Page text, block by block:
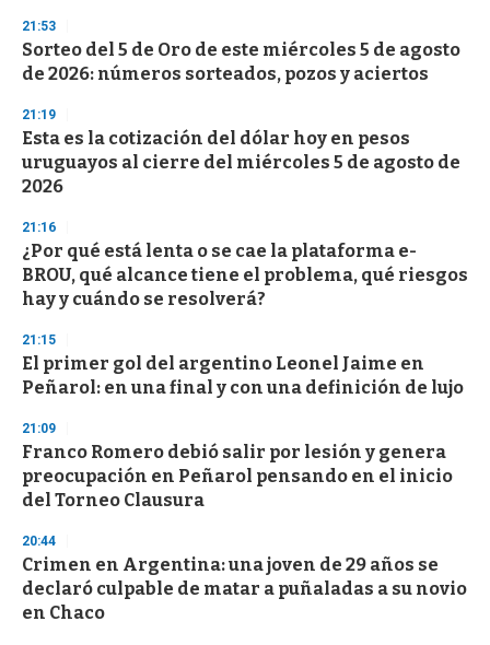
s
e
c
o
d
s
21:53
Sorteo del 5 de Oro de este miércoles 5 de agosto
de 2026: números sorteados, pozos y aciertos
21:19
Esta es la cotización del dólar hoy en pesos
uruguayos al cierre del miércoles 5 de agosto de
2026
21:16
¿Por qué está lenta o se cae la plataforma e-
BROU, qué alcance tiene el problema, qué riesgos
hay y cuándo se resolverá?
21:15
El primer gol del argentino Leonel Jaime en
Peñarol: en una final y con una definición de lujo
21:09
Franco Romero debió salir por lesión y genera
preocupación en Peñarol pensando en el inicio
del Torneo Clausura
20:44
Crimen en Argentina: una joven de 29 años se
declaró culpable de matar a puñaladas a su novio
en Chaco